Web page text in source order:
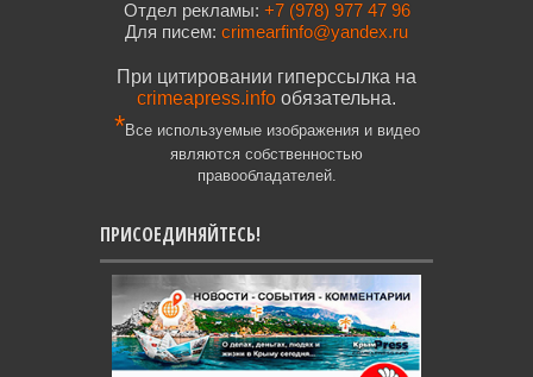
Отдел рекламы: +7 (978) 977 47 96
Для писем: crimearfinfo@yandex.ru
При цитировании гиперссылка на
crimeapress.info обязательна.
*Все используемые изображения и видео
являются собственностью
правообладателей.
ПРИСОЕДИНЯЙТЕСЬ!